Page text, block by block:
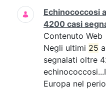
Echinococcosi
4200 casi
Contenuto Web
Negli ultimi 25
segnalati oltre
Europa nel